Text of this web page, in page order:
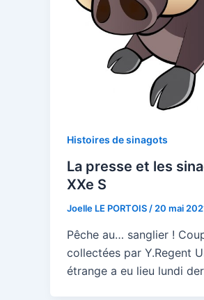
Histoires de sinagots
La presse et les
XXe S
Joelle LE PORTOIS / 20 mai
Pêche au… sanglier !
collectées par Y.Regent
étrange a eu lieu lundi